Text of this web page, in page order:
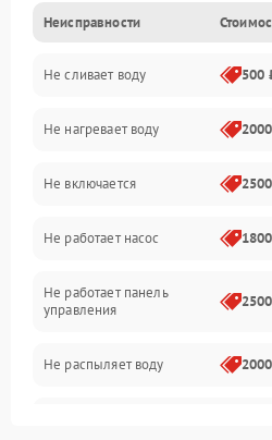
Управление
Электропитание
Датчики
Нагрев
Вода
Гигиена
Программное обеспечение
Неисправности
Не сливает воду 500
Не нагревает воду
Не включается
Не работает насос
Не работает панель
управления
Не распыляет воду